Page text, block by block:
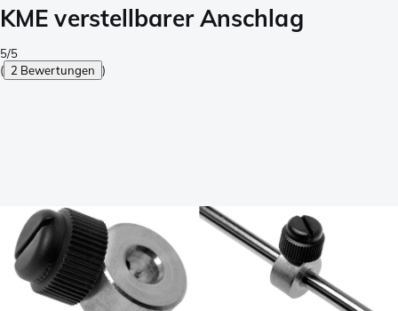
KME verstellbarer Anschlag
5/5
( 2 Bewertungen )